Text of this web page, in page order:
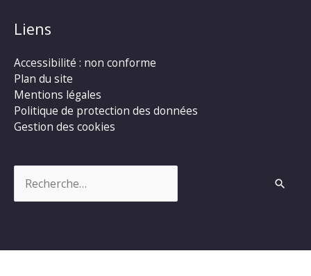
Liens
Accessibilité : non conforme
Plan du site
Mentions légales
Politique de protection des données
Gestion des cookies